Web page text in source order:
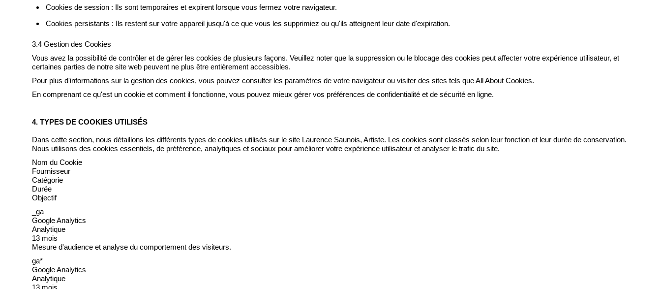
Cookies de session : Ils sont temporaires et expirent lorsque vous fermez votre navigateur.
Cookies persistants : Ils restent sur votre appareil jusqu'à ce que vous les supprimiez ou qu'ils atteignent leur date d'expiration.
3.4 Gestion des Cookies
Vous avez la possibilité de contrôler et de gérer les cookies de plusieurs façons. Veuillez noter que la suppression ou le blocage des cookies peut affecter votre expérience utilisateur, et
certaines parties de notre site web peuvent ne plus être entièrement accessibles.
Pour plus d'informations sur la gestion des cookies, vous pouvez consulter les paramètres de votre navigateur ou visiter des sites tels que All About Cookies.
En comprenant ce qu'est un cookie et comment il fonctionne, vous pouvez mieux gérer vos préférences de confidentialité et de sécurité en ligne.
4. TYPES DE COOKIES UTILISÉS
Dans cette section, nous détaillons les différents types de cookies utilisés sur le site Laurence Saunois, Artiste. Les cookies sont classés selon leur fonction et leur durée de conservation.
Nous utilisons des cookies essentiels, de préférence, analytiques et sociaux pour améliorer votre expérience utilisateur et analyser le trafic du site.
Nom du Cookie
Fournisseur
Catégorie
Durée
Objectif
_ga
Google Analytics
Analytique
13 mois
Mesure d'audience et analyse du comportement des visiteurs.
ga*
Google Analytics
Analytique
13 mois